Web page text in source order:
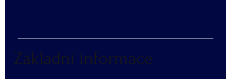
Základní informace